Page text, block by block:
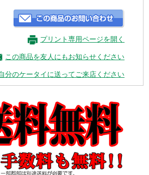
プリント専用ページを開く
この商品を友人にもお知らせください
分のケータイに送ってご来店ください